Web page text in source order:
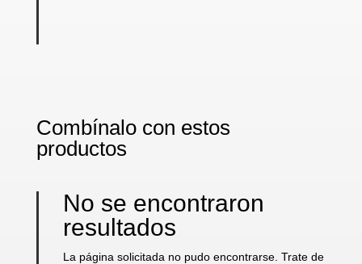
Combínalo con estos
productos
No se encontraron
resultados
La página solicitada no pudo encontrarse. Trate de